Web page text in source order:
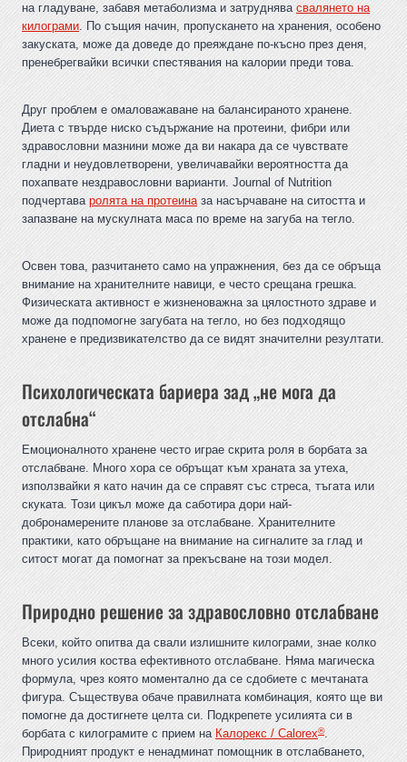
на гладуване, забавя метаболизма и затруднява свалянето на
килограми. По същия начин, пропускането на хранения, особено
закуската, може да доведе до преяждане по-късно през деня,
пренебрегвайки всички спестявания на калории преди това.
Друг проблем е омаловажаване на балансираното хранене.
Диета с твърде ниско съдържание на протеини, фибри или
здравословни мазнини може да ви накара да се чувствате
гладни и неудовлетворени, увеличавайки вероятността да
похапвате нездравословни варианти. Journal of Nutrition
подчертава ролята на протеиназа насърчаване на ситостта и
запазване на мускулната маса по време на загуба на тегло.
Освен това, разчитането само на упражнения, без да се обръща
внимание на хранителните навици, е често срещана грешка.
Физическата активност е жизненоважна за цялостното здраве и
може да подпомогне загубата на тегло, но без подходящо
хранене е предизвикателство да се видят значителни резултати.
Психологическата бариера зад „не мога да
отслабна“
Емоционалното хранене често играе скрита роля в борбата за
отслабване. Много хора се обръщат към храната за утеха,
използвайки я като начин да се справят със стреса, тъгата или
скуката. Този цикъл може да саботира дори най-
добронамерените планове за отслабване. Хранителните
практики, като обръщане на внимание на сигналите за глад и
ситост могат да помогнат за прекъсване на този модел.
Природно решение за здравословно отслабване
Всеки, който опитва да свали излишните килограми, знае колко
много усилия коства ефективното отслабване. Няма магическа
формула, чрез която моментално да се сдобиете с мечтаната
фигура. Съществува обаче правилната комбинация, която ще ви
помогне да достигнете целта си. Подкрепете усилията си в
борбата с килограмите с прием на Калорекс / Calorex®.
Природният продукт е ненадминат помощник в отслабването,